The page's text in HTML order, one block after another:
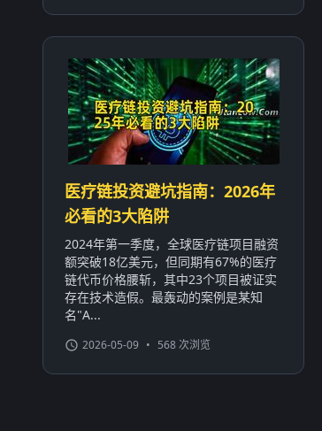
医疗链投资避坑指南：2026年
必看的3大陷阱
2024年第一季度，全球医疗链项目融资
额突破18亿美元，但同期有67%的医疗
链代币价格腰斩，其中23个项目被证实
存在技术造假。最轰动的案例是某知
名"A...
2026-05-09 • 568 次浏览